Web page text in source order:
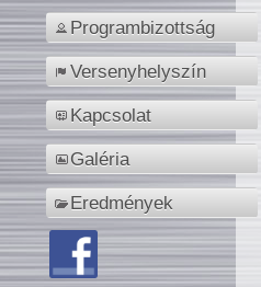
Programbizottság
Versenyhelyszín
Kapcsolat
Galéria
Eredmények